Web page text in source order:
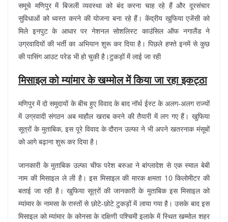
समूचे मणिपुर में बिजली व्यवस्था को बंद करना चाह रहे हैं और दूरसंचार
सुविधाओं को ध्वस्त करने की योजना बना रहे हैं। केंद्रीय खुफिया एजेंसी को
मिले इनपुट के आधार पर नेशनल सोशलिस्ट काउंसिल ऑफ नगालैंड ने
उग्रवादियों की भर्ती का अभियान शुरू कर दिया है। पिछले हफ्ते इनमें से कुछ
की पासिंग आउट परेड भी हो चुकी है।टुकड़ों में लाई जा रही
मिसाइल को म्यांमार के खम्मोल में किया जा रहा इकट्ठा
मणिपुर में दो समुदायों के बीच हुए विवाद के बाद नॉर्थ ईस्ट के अलग-अलग राज्यों
में उग्रवादी संगठन अब माहौल खराब करने की तैयारी में लग गए हैं। खुफिया
सूत्रों के मुताबिक, इस पूरे विवाद के दौरान उल्फा ने भी अपने खतरनाक मंसूबों
को आगे बढ़ाना शुरू कर दिया है।
जानकारी के मुताबिक उल्फा चीफ परेश बरुआ ने बांग्लादेश से एक स्माल बेबी
नाम की मिसाइल ले ली है। इस मिसाइल की मारक क्षमता 10 किलोमीटर की
बताई जा रही है। खुफिया सूत्रों की जानकारी के मुताबिक इस मिसाइल को
म्यांमार के नामसा के रास्तों से छोटे-छोटे टुकड़ों में लाया गया है। उसके बाद इस
मिसाइल को म्यांमार के कोनसा के दक्षिणी पश्चिमी इलाके में स्थित खम्मोल शहर